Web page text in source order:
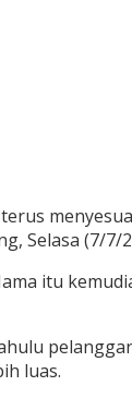
Selasa (7/7/
itu
luas.